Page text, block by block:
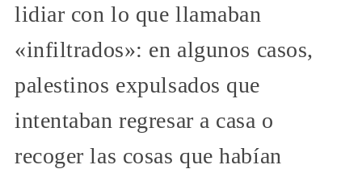
lidiar con lo que llamaban
«infiltrados»: en algunos casos,
palestinos expulsados que
intentaban regresar a casa o
recoger las cosas que habían